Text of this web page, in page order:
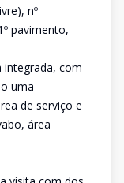
nº
pavimento,
integrada, com
uma
de serviço e
área